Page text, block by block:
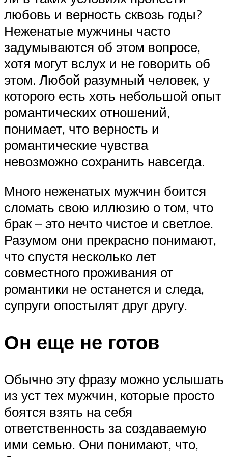
любовь и верность сквозь годы?
Неженатые мужчины часто
задумываются об этом вопросе,
хотя могут вслух и не говорить об
этом. Любой разумный человек, у
которого есть хоть небольшой опыт
романтических отношений,
понимает, что верность и
романтические чувства
невозможно сохранить навсегда.
Много неженатых мужчин боится
сломать свою иллюзию о том, что
брак – это нечто чистое и светлое.
Разумом они прекрасно понимают,
что спустя несколько лет
совместного проживания от
романтики не останется и следа,
супруги опостылят друг другу.
Он еще не готов
Обычно эту фразу можно услышать
из уст тех мужчин, которые просто
боятся взять на себя
ответственность за создаваемую
ими семью. Они понимают, что,